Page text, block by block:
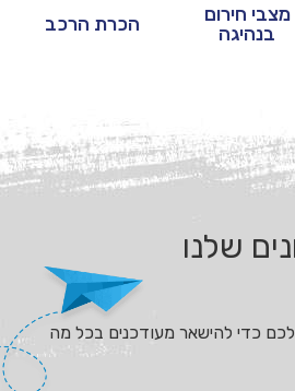
מצבי חירום
בנהיגה
הכרת הרכב
שלנו
כדי להישאר מעודכנים בכל מה